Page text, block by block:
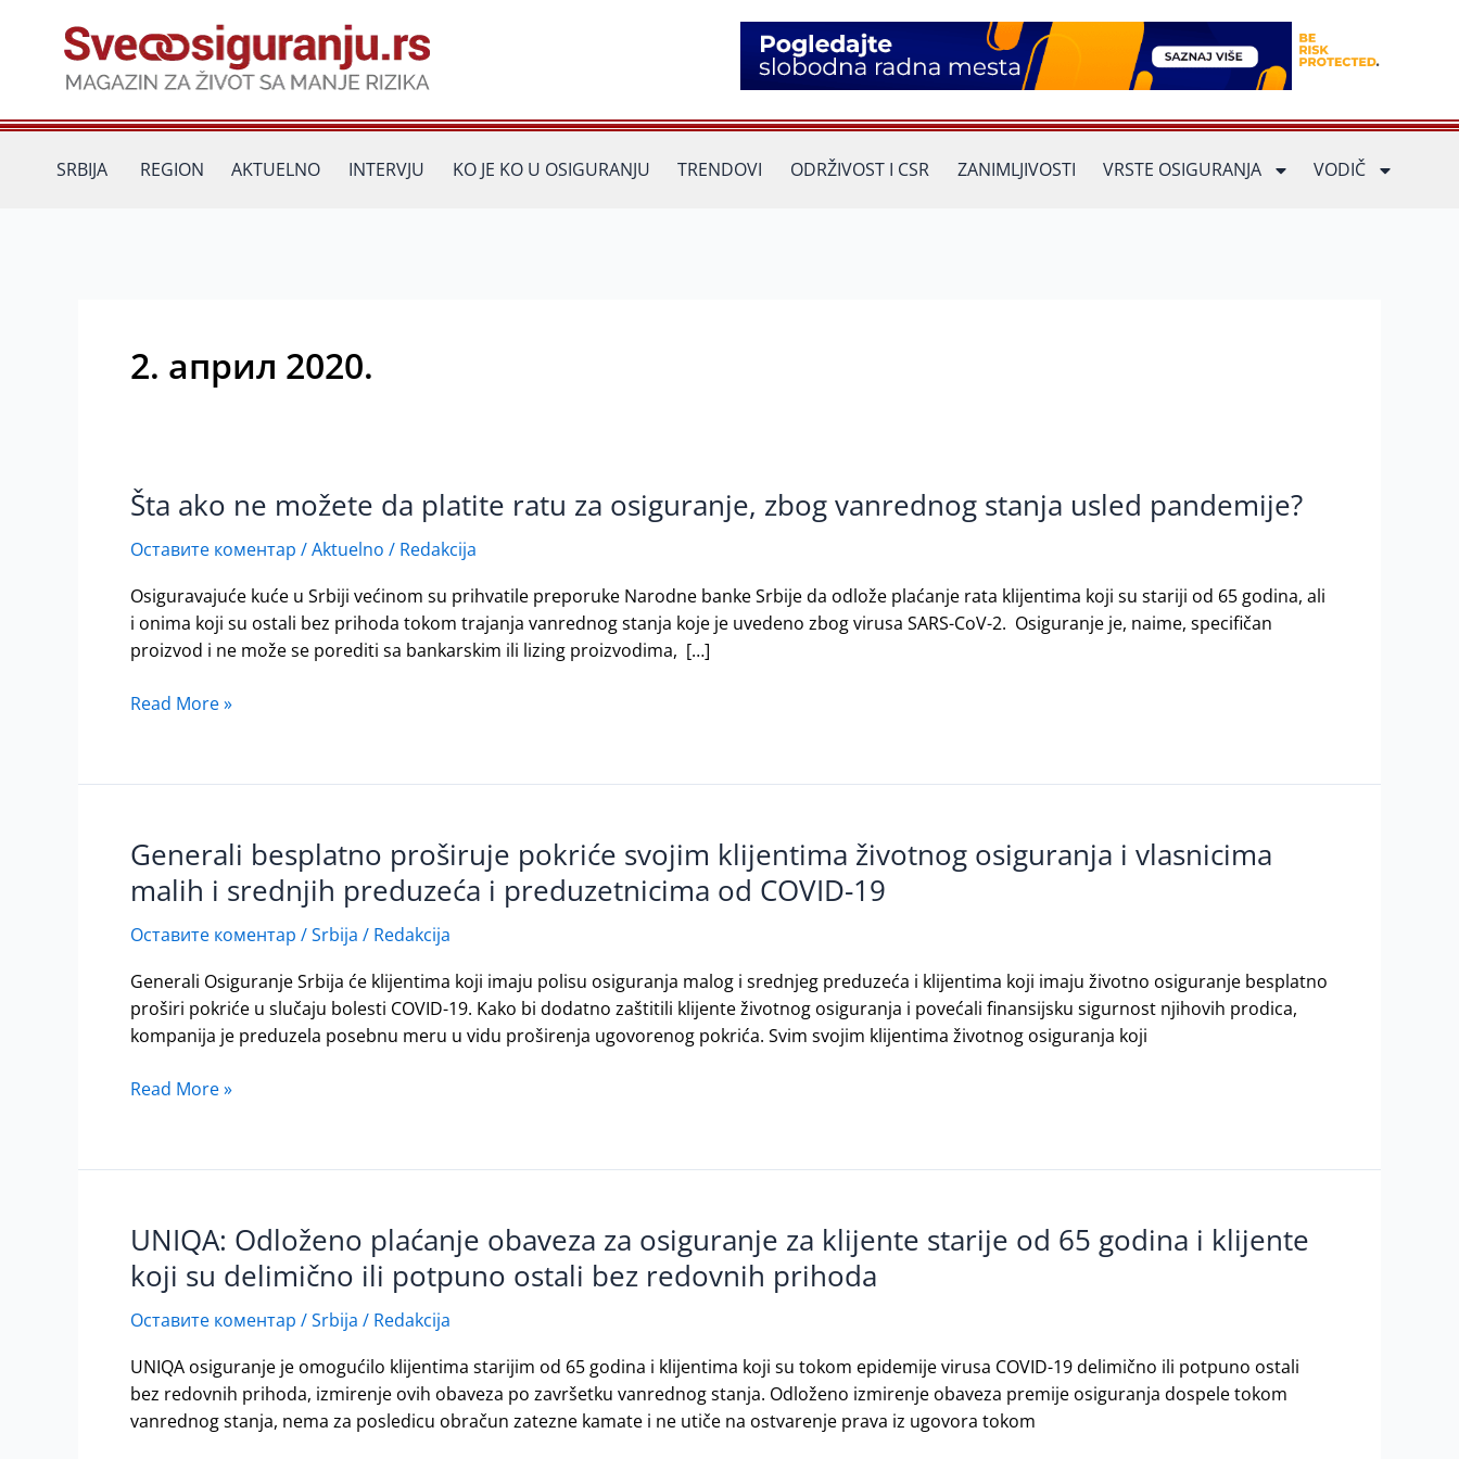
SRBIJA REGION AKTUELNO INTERVJU KO JE KO U OSIGURANJU TRENDOVI ODRŽIVOST I CSR ZANIMLJIVOSTI VRSTE OSIGURANJA VODIČ
2. април 2020.
Šta ako ne možete da platite ratu za osiguranje, zbog vanrednog stanja usled pandemije?
Оставите коментар /Aktuelno / Redakcija
Osiguravajuće kuće u Srbiji većinom su prihvatile preporuke Narodne banke Srbije da odlože plaćanje rata klijentima koji su stariji od 65 godina, ali
i onima koji su ostali bez prihoda tokom trajanja vanrednog stanja koje je uvedeno zbog virusa SARS-CoV-2. Osiguranje je, naime, specifičan
proizvod i ne može se porediti sa bankarskim ili lizing proizvodima, […]
Šta
ne
da
platite
ratu
osiguranje,
pandemije?
Read More »
Generali besplatno proširuje pokriće svojim klijentima životnog osiguranja i vlasnicima
malih i srednjih preduzeća i preduzetnicima od COVID-19
Оставите коментар /Srbija / Redakcija
Generali Osiguranje Srbija će klijentima koji imaju polisu osiguranja malog i srednjeg preduzeća i klijentima koji imaju životno osiguranje besplatno
proširi pokriće u slučaju bolesti COVID-19. Kako bi dodatno zaštitili klijente životnog osiguranja i povećali finansijsku sigurnost njihovih prodica,
kompanija je preduzela posebnu meru u vidu proširenja ugovorenog pokrića. Svim svojim klijentima životnog osiguranja koji
Generali
besplatno
proširuje
pokriće
klijentima
životnog
osiguranja
vlasnicima
srednjih
i
preduzetnicima
od
COVID-
Read More »
UNIQA: Odloženo plaćanje obaveza za osiguranje za klijente starije od 65 godina i klijente
koji su delimično ili potpuno ostali bez redovnih prihoda
Оставите коментар /Srbija / Redakcija
UNIQA osiguranje je omogućilo klijentima starijim od 65 godina i klijentima koji su tokom epidemije virusa COVID-19 delimično ili potpuno ostali
bez redovnih prihoda, izmirenje ovih obaveza po završetku vanrednog stanja. Odloženo izmirenje obaveza premije osiguranja dospele tokom
vanrednog stanja, nema za posledicu obračun zatezne kamate i ne utiče na ostvarenje prava iz ugovora tokom
UNIQA:
Odloženo
plaćanje
obaveza
osiguranje
za
klijente